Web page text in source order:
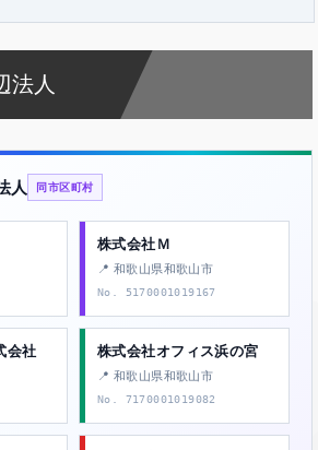
法人
人 同市区町村
株式会社Ｍ
📍 和歌山県和歌山市
No. 5170001019167
会社 株式会社オフィス浜の宮
📍 和歌山県和歌山市
No. 7170001019082